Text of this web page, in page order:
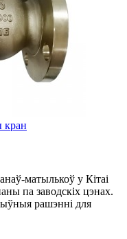
кран
матылькоў у Кітаі
па заводскіх цэнах.
рашэнні для